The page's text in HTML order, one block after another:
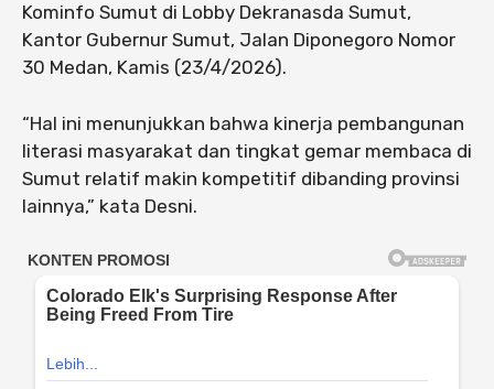
Kominfo Sumut di Lobby Dekranasda Sumut,
Kantor Gubernur Sumut, Jalan Diponegoro Nomor
30 Medan, Kamis (23/4/2026).
“Hal ini menunjukkan bahwa kinerja pembangunan
literasi masyarakat dan tingkat gemar membaca di
Sumut relatif makin kompetitif dibanding provinsi
lainnya,” kata Desni.